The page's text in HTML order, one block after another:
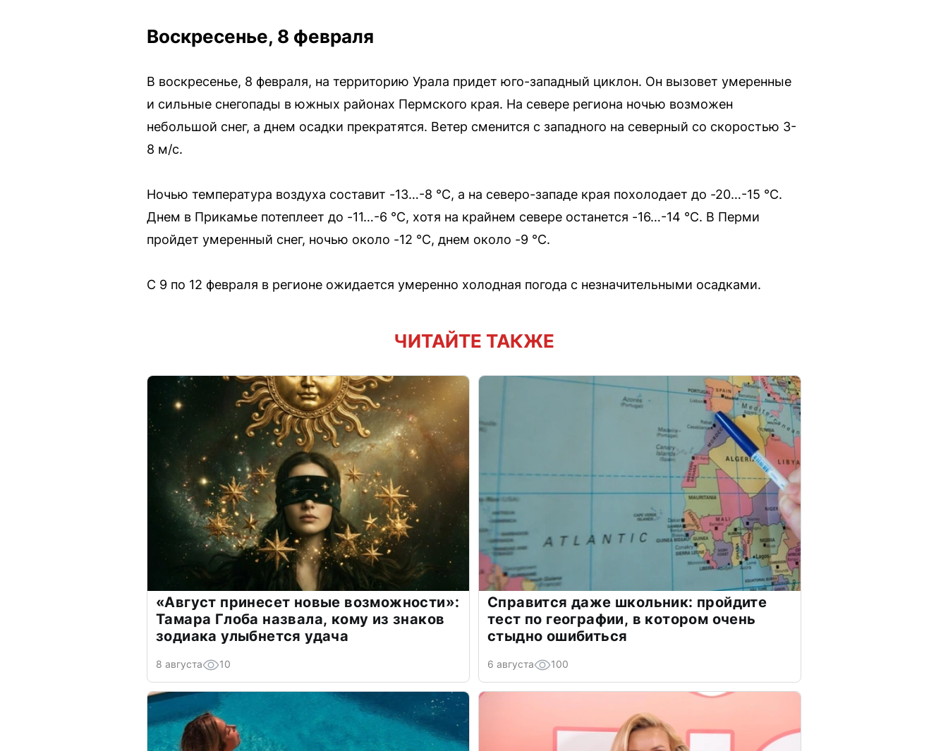
Воскресенье, 8 февраля
В воскресенье, 8 февраля, на территорию Урала придет юго-западный циклон. Он вызовет умеренные
и сильные снегопады в южных районах Пермского края. На севере региона ночью возможен
небольшой снег, а днем осадки прекратятся. Ветер сменится с западного на северный со скоростью 3-
8 м/с.
Ночью температура воздуха составит -13…-8 °С, а на северо-западе края похолодает до -20…-15 °С.
Днем в Прикамье потеплеет до -11…-6 °С, хотя на крайнем севере останется -16…-14 °С. В Перми
пройдет умеренный снег, ночью около -12 °С, днем около -9 °С.
С 9 по 12 февраля в регионе ожидается умеренно холодная погода с незначительными осадками.
ЧИТАЙТЕ ТАКЖЕ
«Август принесет новые возможности»:
Тамара Глоба назвала, кому из знаков
зодиака улыбнется удача
8 августа 10
Справится даже школьник: пройдите
тест по географии, в котором очень
стыдно ошибиться
6 августа 100